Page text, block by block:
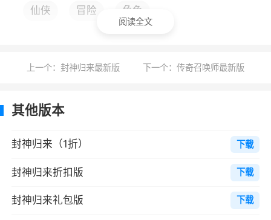
其他宗门的挑战获得相应的排名，排名越靠前者
官职系统
以获取免费相应的俸禄作为奖励。同时也能穿戴
提升官职，需要相应的军功，玩家可通过参
仙侠 冒险 角色
阅读全文
上一个：封神归来最新版 下一个：传奇召唤师最新版
其他版本
封神归来（1折） 下载
封神归来折扣版 下载
封神归来礼包版 下载